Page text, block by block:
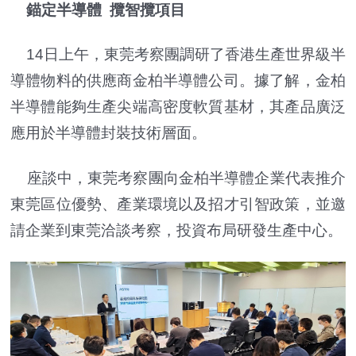
錨定半導體 攬智攬項目
14日上午，東莞考察團調研了香港生產世界級半
導體物料的供應商金柏半導體公司。據了解，金柏
半導體能夠生產尖端高密度軟質基材，其產品廣泛
應用於半導體封裝技術層面。
座談中，東莞考察團向金柏半導體企業代表推介
東莞區位優勢、產業環境以及招才引智政策，並邀
請企業到東莞洽談考察，投資布局研發生產中心。